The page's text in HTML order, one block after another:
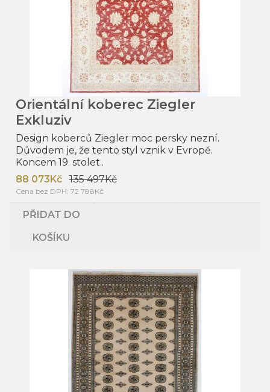
Orientální koberec Ziegler
Exkluziv
Design koberců Ziegler moc persky nezní.
Důvodem je, že tento styl vznik v Evropě.
Koncem 19. stolet..
88 073Kč
135 497Kč
Cena bez DPH: 72 788Kč
PŘIDAT DO
KOŠÍKU